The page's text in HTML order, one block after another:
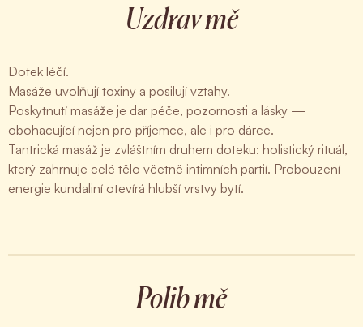
Uzdrav mě
Dotek léčí.
Masáže uvolňují toxiny a posilují vztahy.
Poskytnutí masáže je dar péče, pozornosti a lásky —
obohacující nejen pro příjemce, ale i pro dárce.
Tantrická masáž je zvláštním druhem doteku: holistický rituál,
který zahrnuje celé tělo včetně intimních partií. Probouzení
energie kundaliní otevírá hlubší vrstvy bytí.
Polib mě